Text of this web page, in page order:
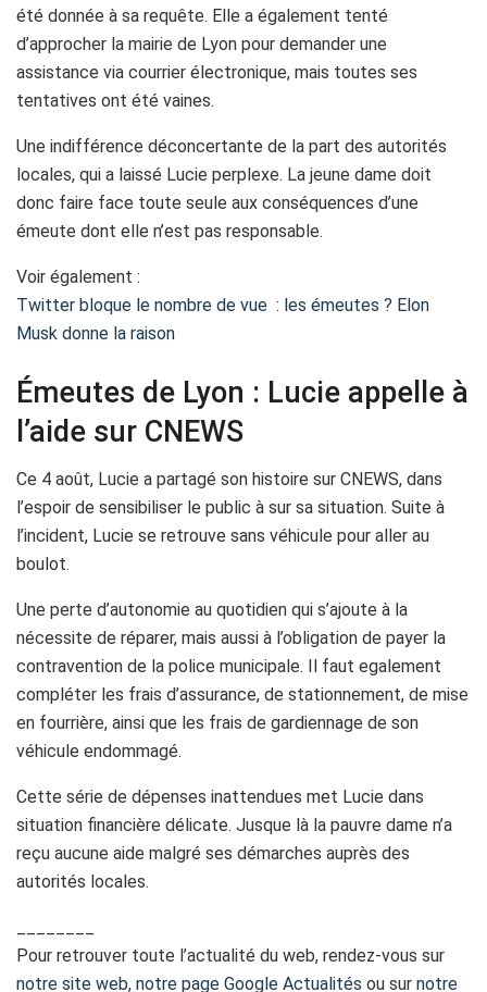
été donnée à sa requête. Elle a également tenté
d’approcher la mairie de Lyon pour demander une
assistance via courrier électronique, mais toutes ses
tentatives ont été vaines.
Une indifférence déconcertante de la part des autorités
locales, qui a laissé Lucie perplexe. La jeune dame doit
donc faire face toute seule aux conséquences d’une
émeute dont elle n’est pas responsable.
Voir également :
Twitter bloque le nombre de vue : les émeutes ? Elon
Musk donne la raison
Émeutes de Lyon : Lucie appelle à
l’aide sur CNEWS
Ce 4 août, Lucie a partagé son histoire sur CNEWS, dans
l’espoir de sensibiliser le public à sur sa situation. Suite à
l’incident, Lucie se retrouve sans véhicule pour aller au
boulot.
Une perte d’autonomie au quotidien qui s’ajoute à la
nécessite de réparer, mais aussi à l’obligation de payer la
contravention de la police municipale. Il faut egalement
compléter les frais d’assurance, de stationnement, de mise
en fourrière, ainsi que les frais de gardiennage de son
véhicule endommagé.
Cette série de dépenses inattendues met Lucie dans
situation financière délicate. Jusque là la pauvre dame n’a
reçu aucune aide malgré ses démarches auprès des
autorités locales.
Pour retrouver toute l’actualité du web, rendez-vous sur
notre site web, notre page Google Actualités ou sur notre